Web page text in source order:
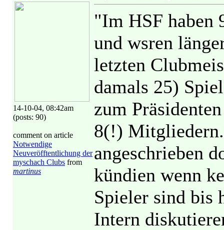
14-10-04, 08:42am
(posts: 90)
comment on article
Notwendige
Neuveröfftentlichung der
myschach Clubs from
martinus
"Im HSF haben
und wsren
letzten
damals 25)
zum
8(!)
angeschrieben
kündien wenn
Spieler sind bis
Intern